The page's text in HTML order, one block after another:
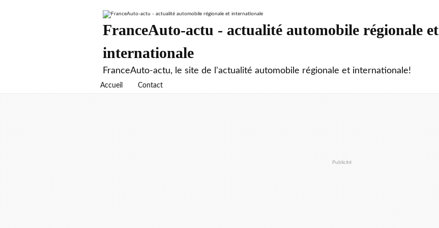
FranceAuto-actu - actualité automobile régionale et
internationale
FranceAuto-actu, le site de l'actualité automobile régionale et internationale!
Accueil Contact
Publicité